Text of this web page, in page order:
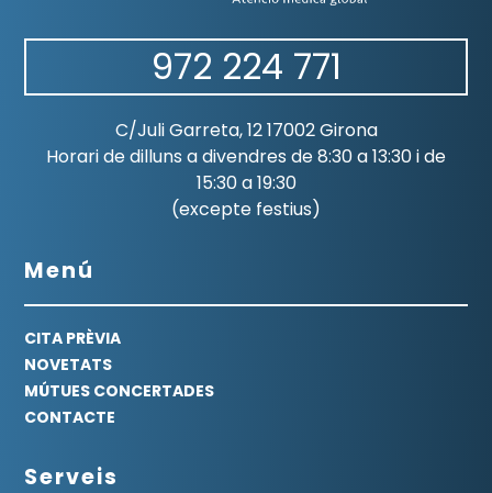
972 224 771
C/Juli Garreta, 12 17002 Girona
Horari de dilluns a divendres de 8:30 a 13:30 i de
15:30 a 19:30
(excepte festius)
Menú
CITA PRÈVIA
NOVETATS
MÚTUES CONCERTADES
CONTACTE
Serveis